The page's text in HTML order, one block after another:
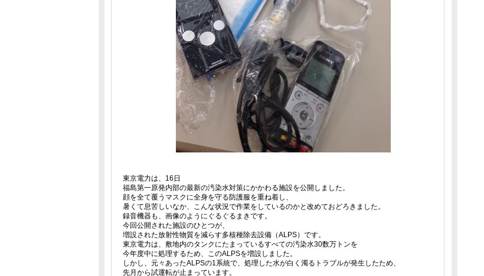
東京電力は、16日
福島第一原発内部の最新の汚染水対策にかかわる施設を公開しました。
顔を全て覆うマスクに全身を守る防護服を重ね着し、
暑くて息苦しいなか、こんな状況で作業をしているのかと改めておどろきました。
録音機器も、画像のようにぐるぐるまきです。
今回公開された施設のひとつが、
増設された放射性物質を減らす多核種除去設備（ALPS）です。
東京電力は、敷地内のタンクにたまっているすべての汚染水30数万トンを
今年度中に処理するため、このALPSを増設しました。
しかし、元々あったALPSの1系統で、処理した水が白く濁るトラブルが発生したため、
先月から試運転が止まっています。